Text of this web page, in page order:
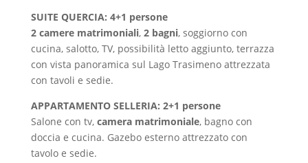
SUITE QUERCIA: 4+1 persone
2 camere matrimoniali, 2 bagni, soggiorno con
cucina, salotto, TV, possibilità letto aggiunto, terrazza
con vista panoramica sul Lago Trasimeno attrezzata
con tavoli e sedie.
APPARTAMENTO SELLERIA: 2+1 persone
Salone con tv, camera matrimoniale, bagno con
doccia e cucina. Gazebo esterno attrezzato con
tavolo e sedie.